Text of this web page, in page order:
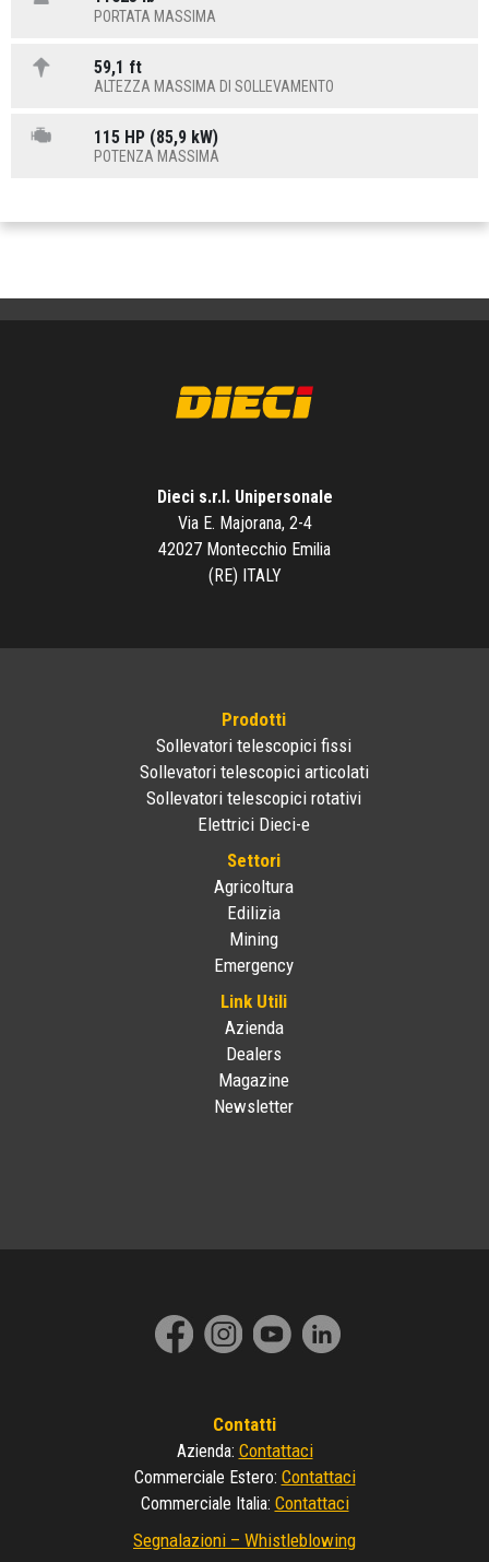
PORTATA MASSIMA
59,1 ft
ALTEZZA MASSIMA DI SOLLEVAMENTO
115 HP (85,9 kW)
POTENZA MASSIMA
Dieci s.r.l. Unipersonale
Via E. Majorana, 2-4
42027 Montecchio Emilia
(RE) ITALY
Prodotti
Sollevatori telescopici fissi
Sollevatori telescopici articolati
Sollevatori telescopici rotativi
Elettrici Dieci-e
Settori
Agricoltura
Edilizia
Mining
Emergency
Link Utili
Azienda
Dealers
Magazine
Newsletter
Contatti
Azienda: Contattaci
Commerciale Estero: Contattaci
Commerciale Italia: Contattaci
Segnalazioni – Whistleblowing